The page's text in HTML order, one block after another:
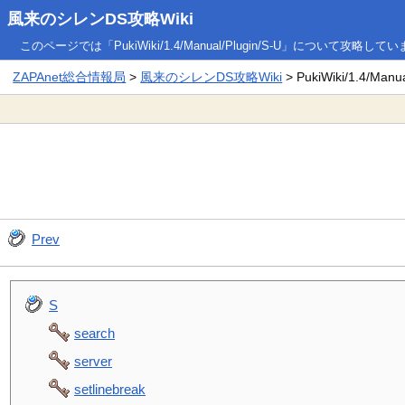
風来のシレンDS攻略Wiki
このページでは「PukiWiki/1.4/Manual/Plugin/S-U」について攻略してい
ZAPAnet総合情報局 > 風来のシレンDS攻略Wiki > PukiWiki/1.4/
Prev
S
search
server
setlinebreak